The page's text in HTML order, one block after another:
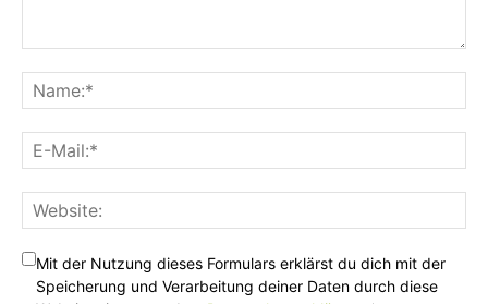
Mit der Nutzung dieses Formulars erklärst du dich mit der
Speicherung und Verarbeitung deiner Daten durch diese